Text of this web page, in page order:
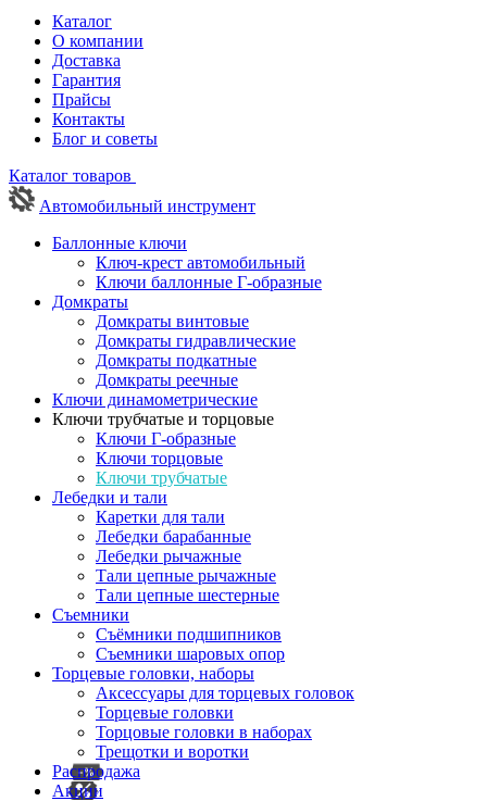
Каталог
О компании
Доставка
Гарантия
Прайсы
Контакты
Блог и советы
Каталог товаров
Автомобильный инструмент
Баллонные ключи
Ключ-крест автомобильный
Ключи баллонные Г-образные
Домкраты
Домкраты винтовые
Домкраты гидравлические
Домкраты подкатные
Домкраты реечные
Ключи динамометрические
Ключи трубчатые и торцовые
Ключи Г-образные
Ключи торцовые
Ключи трубчатые
Лебедки и тали
Каретки для тали
Лебедки барабанные
Лебедки рычажные
Тали цепные рычажные
Тали цепные шестерные
Съемники
Съёмники подшипников
Съемники шаровых опор
Торцевые головки, наборы
Аксессуары для торцевых головок
Торцевые головки
Торцовые головки в наборах
Трещотки и воротки
Распродажа
Акции